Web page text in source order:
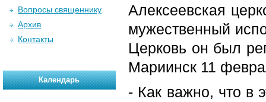
Алексеевская
мужественный
Церковь он был
Мариинск 11
- Как важно, что в
Вопросы священнику
Архив
Контакты
Календарь